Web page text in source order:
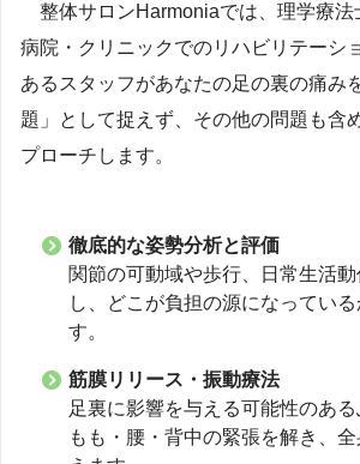
整体サロンHarmoniaでは、理学療法
病院・クリニックでのリハビリテーシ
あるスタッフがあなたの足の裏の痛み
題」として捉えず、その他の問題も含
プローチします。
徹底的な姿勢分析と評価
関節の可動域や歩行、日常生活
し、どこが負担の源になっている
す。
筋膜リリース・振動療法
足裏に影響を与える可能性のあ
もも・腰・背中の緊張を解き、